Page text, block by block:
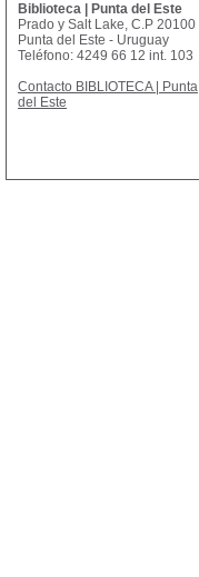
Biblioteca | Punta del Este
Prado y Salt Lake, C.P 20100
Punta del Este - Uruguay
Teléfono: 4249 66 12 int. 103
Contacto BIBLIOTECA | Punta
del Este